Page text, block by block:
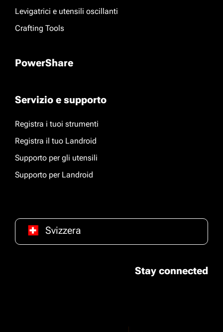
Levigatrici e utensili oscillanti
Crafting Tools
PowerShare
Servizio e supporto
Registra i tuoi strumenti
Registra il tuo Landroid
Supporto per gli utensili
Supporto per Landroid
Svizzera
Stay connected